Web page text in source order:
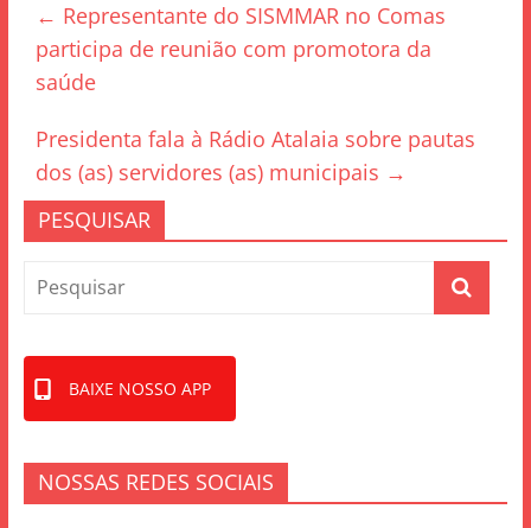
b
o
o
k
← Representante do SISMMAR no Comas
participa de reunião com promotora da
saúde
Presidenta fala à Rádio Atalaia sobre pautas
dos (as) servidores (as) municipais →
PESQUISAR
BAIXE NOSSO APP
NOSSAS REDES SOCIAIS